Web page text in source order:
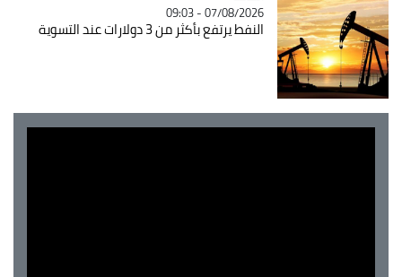
07/08/2026 - 09:03
النفط يرتفع بأكثر من 3 دولارات عند التسوية